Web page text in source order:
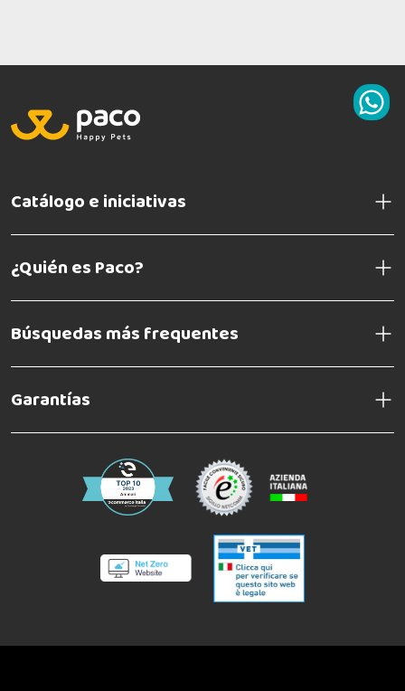
Catálogo e iniciativas
¿Quién es Paco?
Búsquedas más frequentes
Garantías